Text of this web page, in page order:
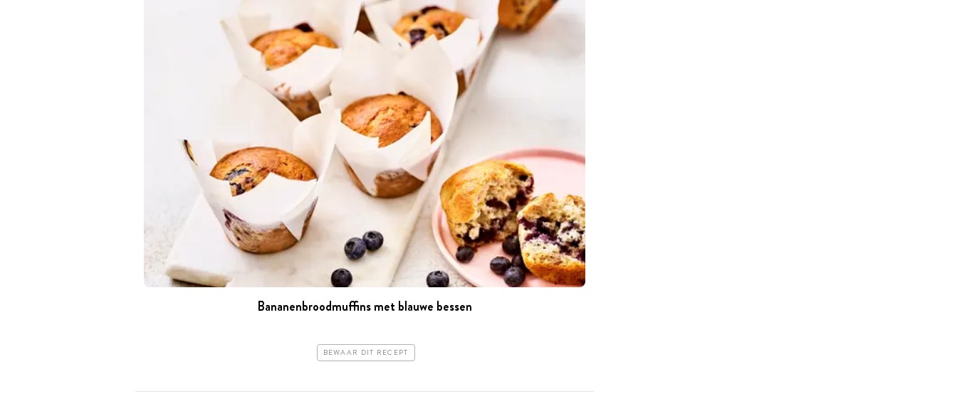
Bananenbroodmuffins met blauwe bessen
BEWAAR DIT RECEPT